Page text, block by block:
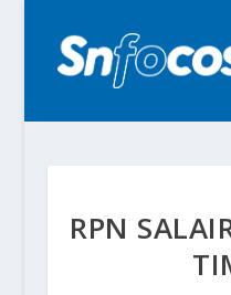
RPN